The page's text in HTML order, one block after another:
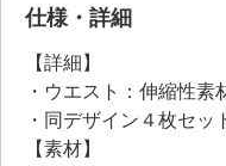
います。洗濯絵表示は
仕様・詳細
【詳細】
・ウエスト：伸縮性素
・同デザイン４枚セッ
【素材】